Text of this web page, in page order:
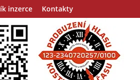
inzerce Kontakty